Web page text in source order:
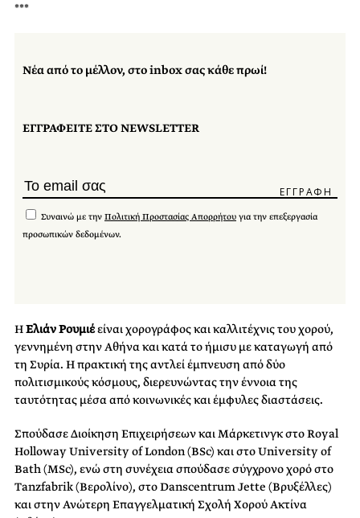
***
Νέα από το μέλλον, στο inbox σας κάθε πρωί!
ΕΓΓΡΑΦΕΙΤΕ ΣΤΟ NEWSLETTER
Συναινώ με την Πολιτική Προστασίας Απορρήτου για την επεξεργασία
προσωπικών δεδομένων.
ΗΕλιάν Ρουμιέείναι χορογράφος και καλλιτέχνις του χορού,
γεννημένη στην Αθήνα και κατά το ήμισυ με καταγωγή από
τη Συρία. Η πρακτική της αντλεί έμπνευση από δύο
πολιτισμικούς κόσμους, διερευνώντας την έννοια της
ταυτότητας μέσα από κοινωνικές και έμφυλες διαστάσεις.
Σπούδασε Διοίκηση Επιχειρήσεων και Μάρκετινγκ στο Royal
Holloway University of London (BSc) και στο University of
Bath (MSc), ενώ στη συνέχεια σπούδασε σύγχρονο χορό στο
Tanzfabrik (Βερολίνο), στο Danscentrum Jette (Βρυξέλλες)
και στην Ανώτερη Επαγγελματική Σχολή Χορού Ακτίνα